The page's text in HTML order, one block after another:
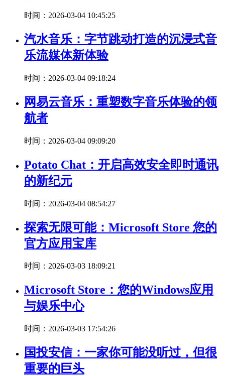
时间：2026-03-04 10:45:25
汽水音乐：字节跳动打造的沉浸式音
乐流媒体新体验
时间：2026-03-04 09:18:24
网易云音乐：重塑数字音乐体验的领
航者
时间：2026-03-04 09:09:20
Potato Chat：开启高效安全即时通讯
的新纪元
时间：2026-03-04 08:54:27
探索无限可能：Microsoft Store 您的
官方应用宝库
时间：2026-03-03 18:09:21
Microsoft Store：您的Windows应用
与娱乐中心
时间：2026-03-03 17:54:26
国投安信：一家你可能没听过，但很
重要的巨头